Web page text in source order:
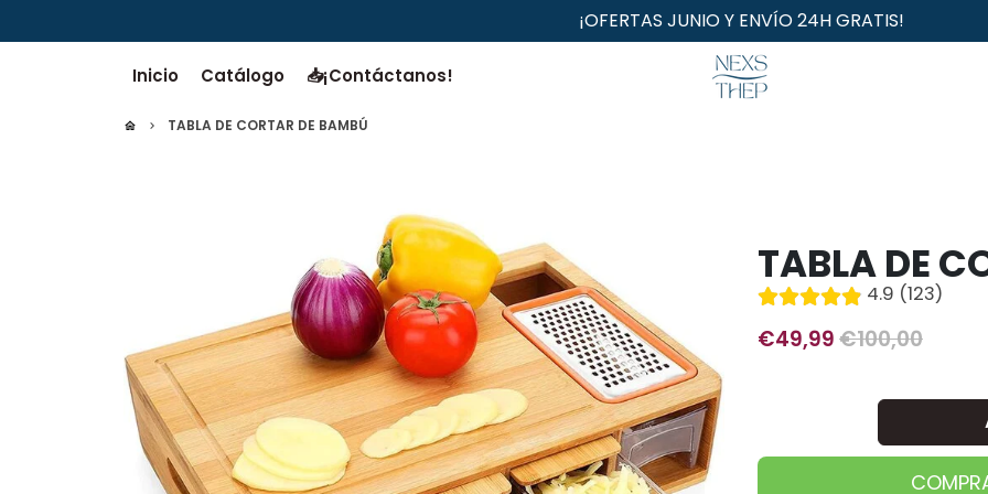
directamente
¡OFERTAS JUNIO Y ENVÍO 24H GRATIS!
Inicio Catálogo 📥¡Contáctanos!
home keyboard_arrow_right TABLA DE CORTAR DE BAMBÚ
TABLA DE
4.9 (123)
€49,99€100,00